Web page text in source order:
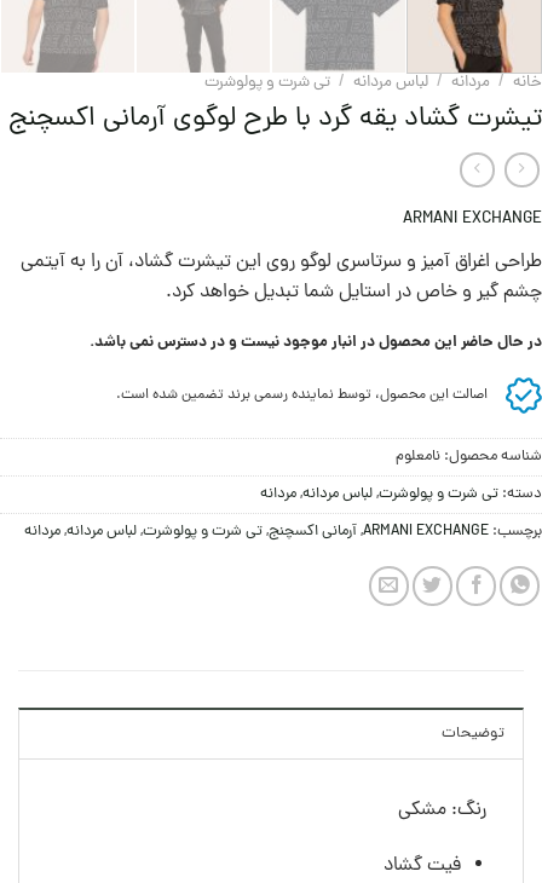
خانه / مردانه / لباس مردانه / تی شرت و پولوشرت
تیشرت گشاد یقه گرد با طرح لوگوی آرمانی اکسچنج
ARMANI EXCHANGE
طراحی اغراق آميز و سرتاسری لوگو روی این تیشرت گشاد، آن را به آیتمی
چشم گیر و خاص در استایل شما تبدیل خواهد کرد.
در حال حاضر این محصول در انبار موجود نیست و در دسترس نمی باشد.
اصالت این محصول، توسط نماینده رسمی برند تضمین شده است.
شناسه محصول: نامعلوم
دسته: تی شرت و پولوشرت,لباس مردانه,مردانه
برچسب: ARMANI EXCHANGE
,آرمانی اکسچنج,تی شرت و پولوشرت,لباس مردانه,مردانه
توضیحات
رنگ: مشکی
فیت گشاد